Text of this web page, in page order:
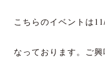
こちらのイベントは
なっております。 ご